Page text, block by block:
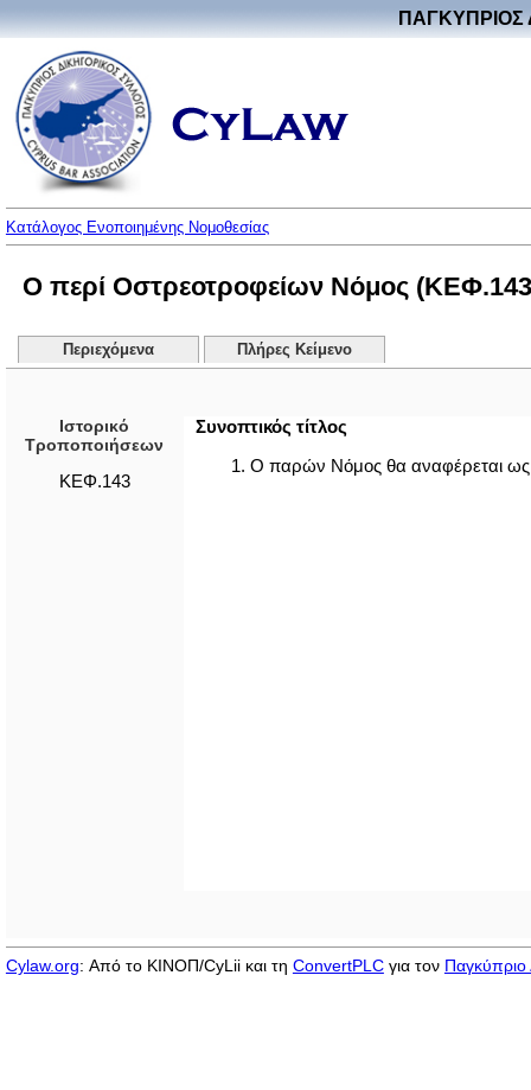
ΠΑΓΚΥΠΡΙΟΣ
Κατάλογος Ενοποιημένης Νομοθεσίας
Ο περί Οστρεοτροφείων Νόμος
Περιεχόμενα Πλήρες Κείμενο
Ιστορικό
Τροποποιήσεων
ΚΕΦ.143
Συνοπτικός τίτλος
1. Ο παρών Νόμος θα αναφέρεται
Cylaw.org: Από το ΚΙΝOΠ/CyLii και τη ConvertPLCγια τον Παγκύπριο